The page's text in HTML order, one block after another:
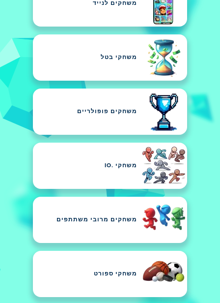
משחקים לנייד
משחקי בטל
משחקים פופולריים
משחקי .IO
משחקים מרובי משתתפים
משחקי ספורט